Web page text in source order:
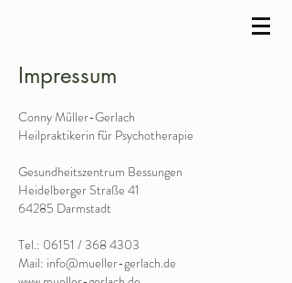
Impressum
Conny Müller-Gerlach
Heilpraktikerin für Psychotherapie
Gesundheitszentrum Bessungen
Heidelberger Straße 41
64285 Darmstadt
Tel.: 06151 / 368 4303
Mail: info@mueller-gerlach.de